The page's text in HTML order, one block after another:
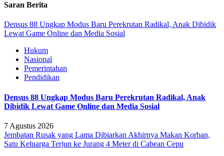
Saran Berita
Densus 88 Ungkap Modus Baru Perekrutan Radikal, Anak Dibidik
Lewat Game Online dan Media Sosial
Hukum
Nasional
Pemerintahan
Pendidikan
Densus 88 Ungkap Modus Baru Perekrutan Radikal, Anak
Dibidik Lewat Game Online dan Media Sosial
7 Agustus 2026
Jembatan Rusak yang Lama Dibiarkan Akhirnya Makan Korban,
Satu Keluarga Terjun ke Jurang 4 Meter di Cabean Cepu